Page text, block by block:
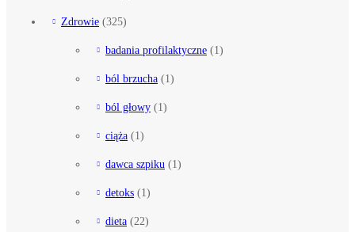
Zdrowie (325)
badania profilaktyczne (1)
ból brzucha (1)
ból głowy (1)
ciąża (1)
dawca szpiku (1)
detoks (1)
dieta (22)